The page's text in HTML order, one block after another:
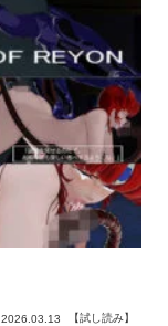
2026.03.13 【試し読み】